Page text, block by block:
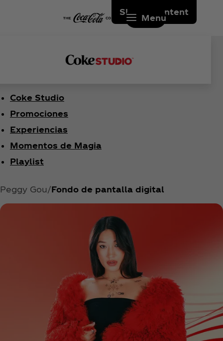
Skip to content
Menu
Coke Studio
Promociones
Experiencias
Momentos de Magia
Playlist
Peggy Gou Fondo de pantalla digital